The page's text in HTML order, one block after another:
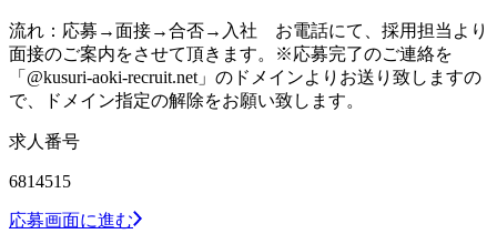
流れ：応募→面接→合否→入社 お電話にて、採用担当より
面接のご案内をさせて頂きます。※応募完了のご連絡を
「@kusuri-aoki-recruit.net」のドメインよりお送り致しますの
で、ドメイン指定の解除をお願い致します。
求人番号
6814515
応募画面に進む